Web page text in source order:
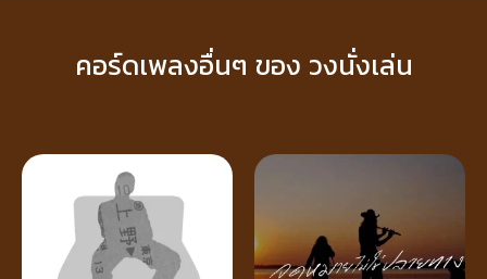
คอร์ดเพลงอื่นๆ ของ วงนั่งเล่น